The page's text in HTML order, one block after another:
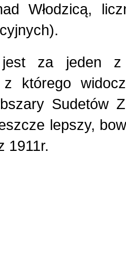
Włodzicą,
jest za jeden z
z którego
Sudetów
lepszy,
1911r.